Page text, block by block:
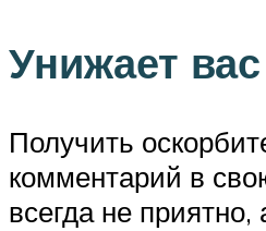
Унижает вас
Получить
комментарий в
всегда не приятно,